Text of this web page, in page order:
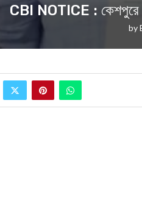
CBI NOTICE : কেশপুরে
by